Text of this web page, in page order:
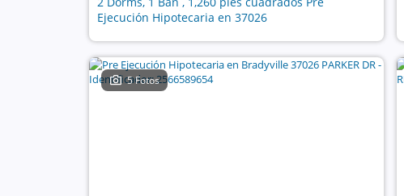
Ejecución Hipotecaria en 37026
5 Fotos